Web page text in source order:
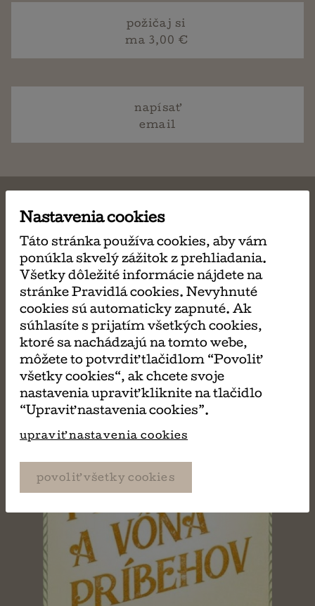
požičaj si
ma 3,00 €
napísať
email
MÔŽE SA VÁM TIEŽ
PÁČIŤ
Nastavenia cookies
Táto stránka používa cookies, aby vám
ponúkla skvelý zážitok z prehliadania.
Všetky dôležité informácie nájdete na
stránke Pravidlá cookies. Nevyhnuté
cookies sú automaticky zapnuté. Ak
súhlasíte s prijatím všetkých cookies,
ktoré sa nachádzajú na tomto webe,
môžete to potvrdiť tlačidlom “Povoliť
všetky cookies“, ak chcete svoje
nastavenia upraviť kliknite na tlačidlo
“Upraviť nastavenia cookies”.
upraviť nastavenia cookies
povoliť všetky cookies